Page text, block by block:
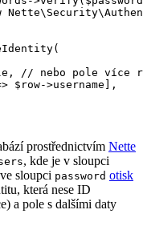
prostřednictvím Nette
, kde je v sloupci
sloupci password otisk
která nese ID
a pole s dalšími daty